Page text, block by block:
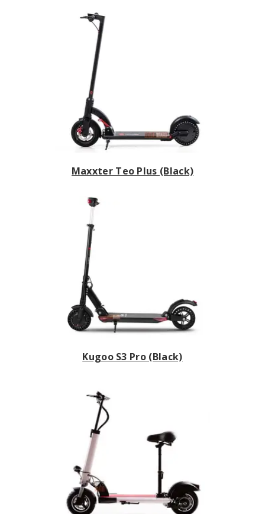
Maxxter Teo Plus (Black)
Kugoo S3 Pro (Black)